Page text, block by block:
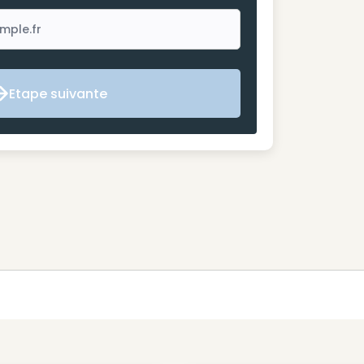
Etape suivante
Etape suivante